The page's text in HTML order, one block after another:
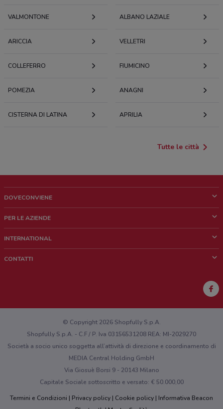
VALMONTONE ALBANO LAZIALE
ARICCIA VELLETRI
COLLEFERRO FIUMICINO
POMEZIA ANAGNI
CISTERNA DI LATINA APRILIA
Tutte le città
DOVECONVIENE
Chi siamo
Lavora con noi
PER LE AZIENDE
Richieste commerciali e marketing
INTERNATIONAL
CONTATTI
Hai un malfunzionamento sul web o sull'app?
© Copyright 2026 Shopfully S.p.A.
Shopfully S.p.A. - C.F / P. Iva 03156531208 REA: MI-2029270
Società a socio unico soggetta all’attività di direzione e coordinamento di
MEDIA Central Holding GmbH
Via Giosuè Borsi 9 - 20143 Milano
Capitale Sociale sottoscritto e versato: € 50.000,00
Termini e Condizioni
Privacy policy Cookie policy
Informativa Beacon